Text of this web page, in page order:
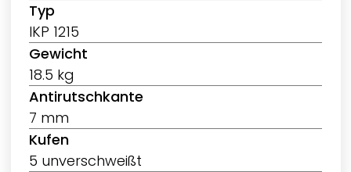
Typ
IKP 1215
Gewicht
18.5 kg
Antirutschkante
7 mm
Kufen
5 unverschweißt